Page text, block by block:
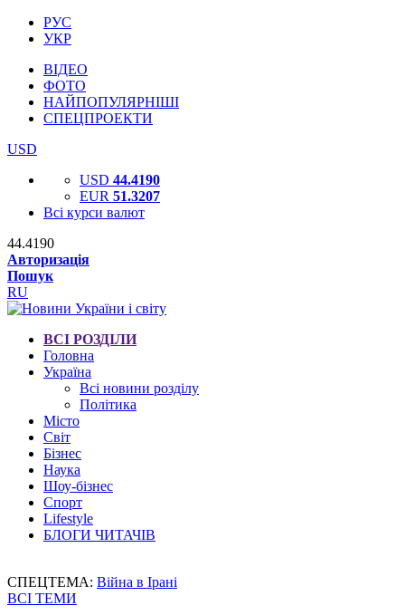
РУС
УКР
ВІДЕО
ФОТО
НАЙПОПУЛЯРНІШІ
СПЕЦПРОЕКТИ
USD
USD 44.4190
EUR 51.3207
Всі курси валют
44.4190
Авторизація
Пошук
RU
ВСІ РОЗДІЛИ
Головна
Україна
Всі новини розділу
Політика
Місто
Світ
Бізнес
Наука
Шоу-бізнес
Спорт
Lifestyle
БЛОГИ ЧИТАЧІВ
СПЕЦТЕМА: Війна в Ірані
ВСІ ТЕМИ